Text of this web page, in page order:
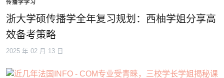
传播学学习
浙大学硕传播学全年复习规划：西柚学姐分享高
效备考策略
2025 年 02 月 13 日